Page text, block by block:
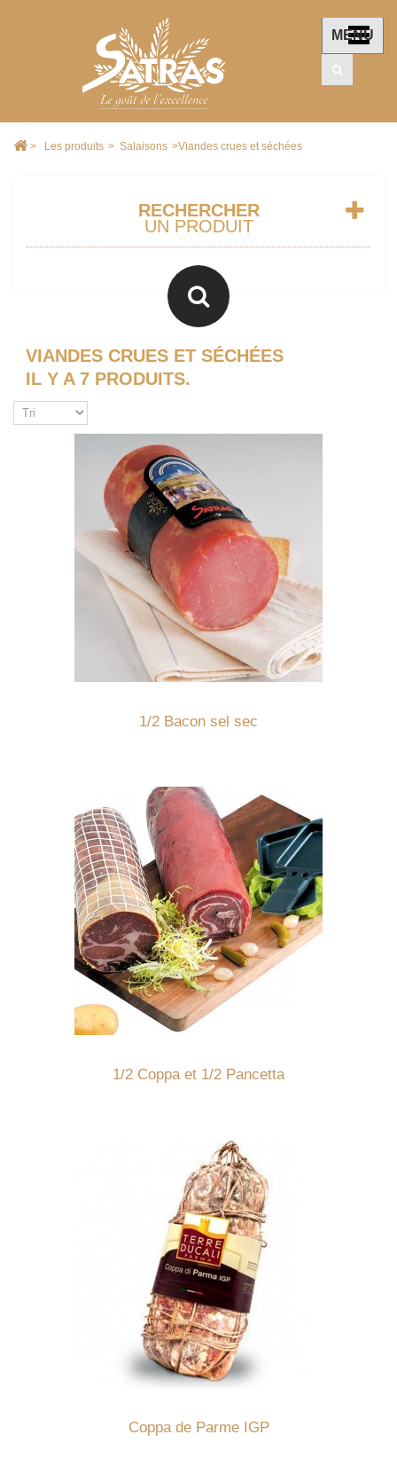
MENU
> Les produits > Salaisons >Viandes crues et séchées
RECHERCHER
UN PRODUIT
VIANDES CRUES ET SÉCHÉES
IL Y A 7 PRODUITS.
1/2 Bacon sel sec
1/2 Coppa et 1/2 Pancetta
Coppa de Parme IGP